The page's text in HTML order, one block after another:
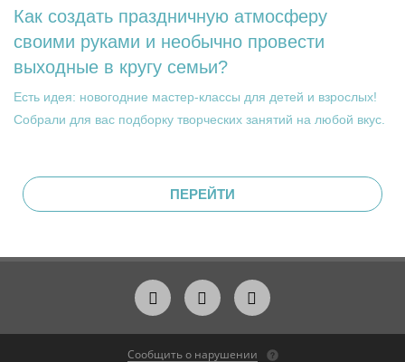
Как создать праздничную атмосферу
своими руками и необычно провести
выходные в кругу семьи?
Есть идея: новогодние мастер-классы для детей и взрослых!
Собрали для вас подборку творческих занятий на любой вкус.
ПЕРЕЙТИ
Сообщить о нарушении